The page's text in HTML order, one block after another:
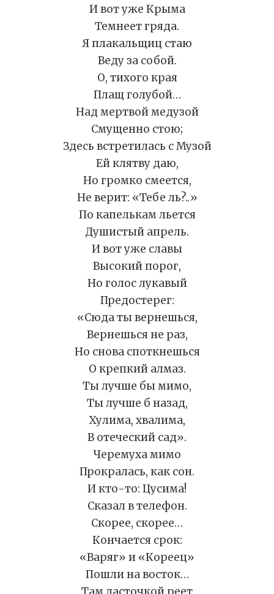
И вот уже Крыма
Темнеет гряда.
Я плакальщиц стаю
Веду за собой.
О, тихого края
Плащ голубой…
Над мертвой медузой
Смущенно стою;
Здесь встретилась с Музой
Ей клятву даю,
Но громко смеется,
Не верит: «Тебе ль?..»
По капелькам льется
Душистый апрель.
И вот уже славы
Высокий порог,
Но голос лукавый
Предостерег:
«Сюда ты вернешься,
Вернешься не раз,
Но снова споткнешься
О крепкий алмаз.
Ты лучше бы мимо,
Ты лучше б назад,
Хулима, хвалима,
В отеческий сад».
Черемуха мимо
Прокралась, как сон.
И кто-то: Цусима!
Сказал в телефон.
Скорее, скорее…
Кончается срок:
«Варяг» и «Кореец»
Пошли на восток…